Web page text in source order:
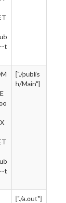
t
t
["./publis
h/Main"]
["./a.out"]